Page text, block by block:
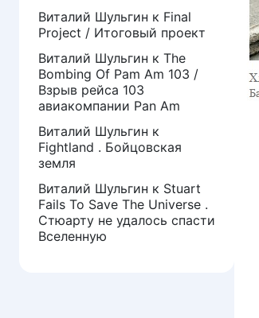
Виталий Шульгин к Final
Project / Итоговый проект
Виталий Шульгин к The
Bombing Of Pam Am 103 /
Взрыв рейса 103
авиакомпании Pan Am
Виталий Шульгин к
Fightland . Бойцовская
земля
Виталий Шульгин к Stuart
Fails To Save The Universe .
Стюарту не удалось спасти
Вселенную